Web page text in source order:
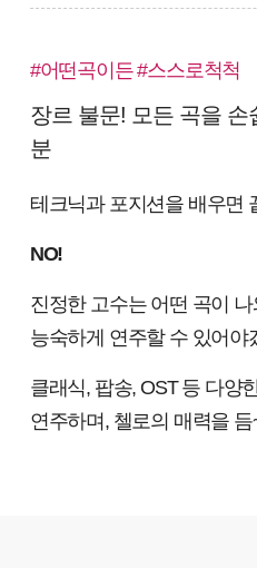
#어떤곡이든 #스스로척척
장르 불문! 모든 곡을 손
분
테크닉과 포지션을 배우면
NO!
진정한 고수는 어떤 곡이
능숙하게 연주할 수 있어야
클래식, 팝송, OST 등 다양
연주하며, 첼로의 매력을